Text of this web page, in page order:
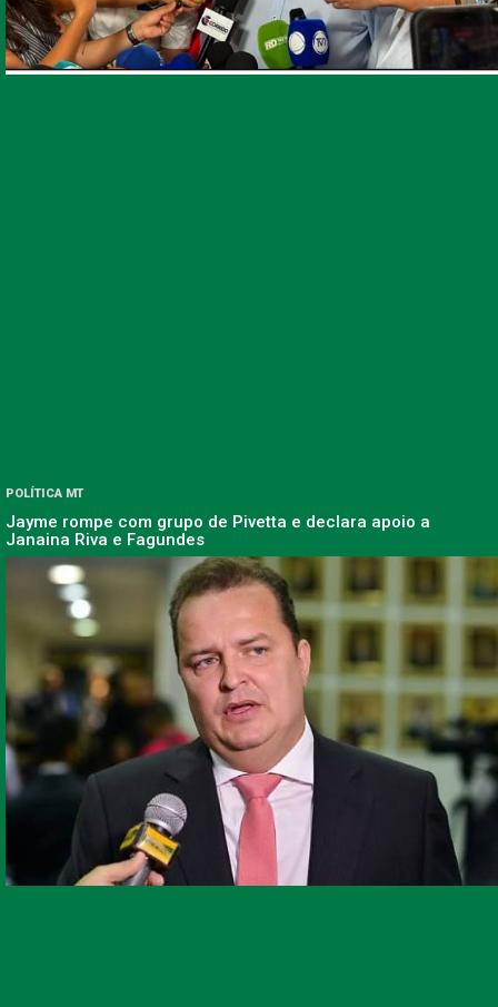
POLÍTICA MT
Jayme rompe com grupo de Pivetta e declara apoio a
Janaina Riva e Fagundes